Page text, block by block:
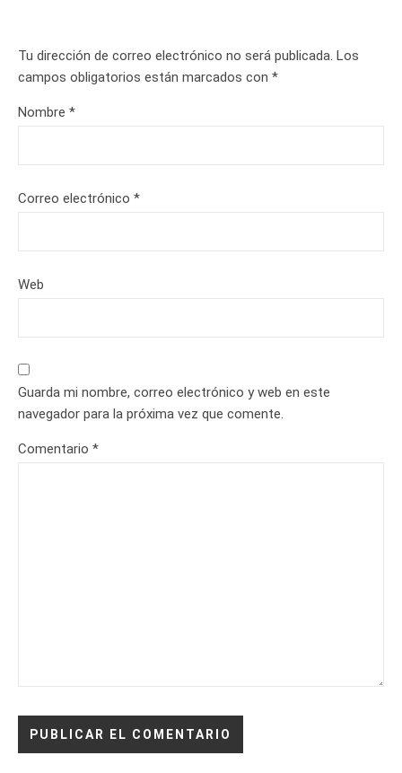
Tu dirección de correo electrónico no será publicada. Los
campos obligatorios están marcados con *
Nombre *
Correo electrónico *
Web
Guarda mi nombre, correo electrónico y web en este
navegador para la próxima vez que comente.
Comentario *